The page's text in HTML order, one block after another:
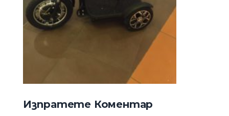
Изпратете Коментар